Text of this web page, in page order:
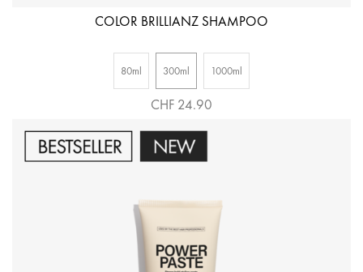
COLOR BRILLIANZ SHAMPOO
80ml 300ml 1000ml
CHF 24.90